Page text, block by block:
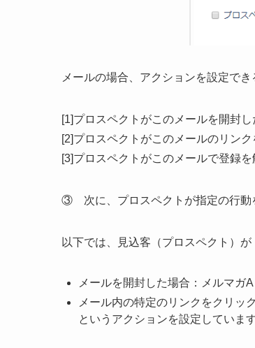
メールの場合、アクションを設定でき
[1]プロスペクトがこのメールを開封し
[2]プロスペクトがこのメールのリン
[3]プロスペクトがこのメールで登録
③ 次に、プロスペクトが指定の行動
以下では、見込客（プロスペクト）が
メールを開封した場合：メルマガ
メール内の特定のリンクをクリッ
というアクションを設定しています